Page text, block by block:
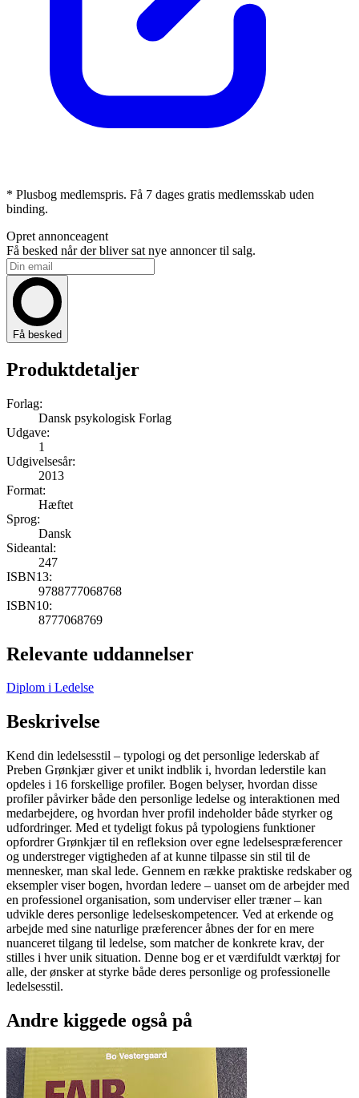
* Plusbog medlemspris. Få 7 dages gratis medlemsskab uden
binding.
Opret annonceagent
Få besked når der bliver sat nye annoncer til salg.
Få besked
Produktdetaljer
Forlag:
Dansk psykologisk Forlag
Udgave:
1
Udgivelsesår:
2013
Format:
Hæftet
Sprog:
Dansk
Sideantal:
247
ISBN13:
9788777068768
ISBN10:
8777068769
Relevante uddannelser
Diplom i Ledelse
Beskrivelse
Kend din ledelsesstil – typologi og det personlige lederskab af
Preben Grønkjær giver et unikt indblik i, hvordan lederstile kan
opdeles i 16 forskellige profiler. Bogen belyser, hvordan disse
profiler påvirker både den personlige ledelse og interaktionen med
medarbejdere, og hvordan hver profil indeholder både styrker og
udfordringer. Med et tydeligt fokus på typologiens funktioner
opfordrer Grønkjær til en refleksion over egne ledelsespræferencer
og understreger vigtigheden af at kunne tilpasse sin stil til de
mennesker, man skal lede. Gennem en række praktiske redskaber og
eksempler viser bogen, hvordan ledere – uanset om de arbejder med
en professionel organisation, som underviser eller træner – kan
udvikle deres personlige ledelseskompetencer. Ved at erkende og
arbejde med sine naturlige præferencer åbnes der for en mere
nuanceret tilgang til ledelse, som matcher de konkrete krav, der
stilles i hver unik situation. Denne bog er et værdifuldt værktøj for
alle, der ønsker at styrke både deres personlige og professionelle
ledelsesstil.
Andre kiggede også på